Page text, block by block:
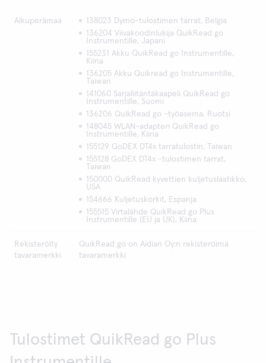
Alkuperämaa
138023 Dymo-tulostimen tarrat, Belgia
136204 Viivakoodinlukija QuikRead go
Instrumentille, Japani
155231 Akku QuikRead go Instrumentille,
Kiina
136205 Akku Quikread go Instrumentille,
Taiwan
141060 Sarjaliitäntäkaapeli QuikRead go
Instrumentille, Suomi
136206 QuikRead go -työasema, Ruotsi
148045 WLAN-adapteri QuikRead go
Instrumentille, Kiina
155129 GoDEX DT4x tarratulostin, Taiwan
155128 GoDEX DT4x -tulostimen tarrat,
Taiwan
150000 QuikRead kyvettien kuljetuslaatikko,
USA
154666 Kuljetuskorkit, Espanja
155515 Virtalähde QuikRead go Plus
Instrumentille (EU ja UK), Kiina
Rekisteröity
tavaramerkki
QuikRead go on Aidian Oy:n rekisteröimä
tavaramerkki
Tulostimet QuikRead go Plus